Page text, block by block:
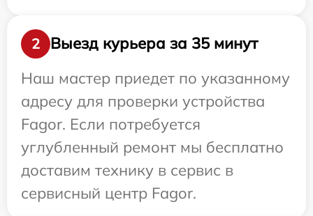
2
Выезд курьера за 35 минут
Наш мастер приедет по указанному
адресу для проверки устройства
Fagor. Если потребуется
углубленный ремонт мы бесплатно
доставим технику в сервис в
сервисный центр Fagor.